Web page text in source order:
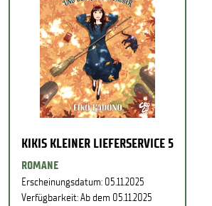
KIKIS KLEINER LIEFERSERVICE 5
ROMANE
Erscheinungsdatum: 05.11.2025
Verfügbarkeit: Ab dem 05.11.2025